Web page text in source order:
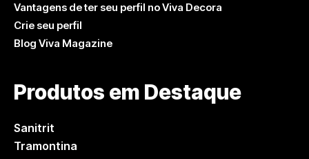
Vantagens de ter seu perfil no Viva Decora
Crie seu perfil
Blog Viva Magazine
Produtos em Destaque
Sanitrit
Tramontina